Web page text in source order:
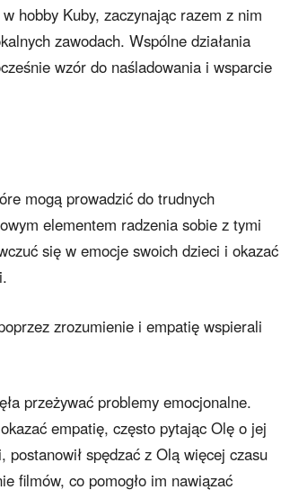
hobby Kuby, zaczynając razem z nim
zawodach. Wspólne działania
wzór do naśladowania i wsparcie
mogą prowadzić do trudnych
elementem radzenia sobie z tymi
się w emocje swoich dzieci i okazać
zrozumienie i empatię wspierali
przeżywać problemy emocjonalne.
empatię, często pytając Olę o jej
spędzać z Olą więcej czasu
filmów, co pomogło im nawiązać